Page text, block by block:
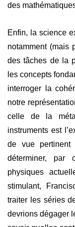
des
Enfin, la science
notamment (mais
des tâches de la
les concepts
interroger la
notre
celle de la
instruments est
de vue
déterminer, par
physiques
stimulant,
traiter les séries
devrions dégager